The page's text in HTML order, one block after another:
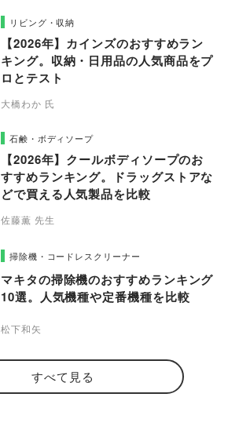
リビング・収納
【2026年】カインズのおすすめラン
キング。収納・日用品の人気商品をプ
ロとテスト
大橋わか 氏
石鹸・ボディソープ
【2026年】クールボディソープのお
すすめランキング。ドラッグストアな
どで買える人気製品を比較
佐藤薫 先生
掃除機・コードレスクリーナー
マキタの掃除機のおすすめランキング
10選。人気機種や定番機種を比較
松下和矢
すべて見る